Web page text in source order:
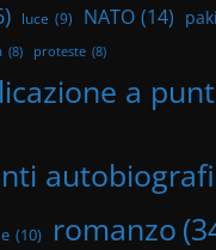
luce (9) NATO (14)
(8) proteste (8)
a
(10) romanzo